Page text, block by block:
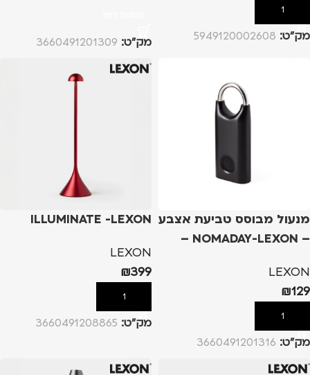
הוספה לסל
מק”ט: 5949120002608 מק”ט: 3660491201309
מנעול מבוסס טביעת אצבע
– NOMADAY-LEXON –
LEXON
₪129
הוספה לסל
מק”ט: 3660491201316
ILLUMINATE -LEXON
LEXON
₪399
הוספה לסל
מק”ט: 3660491208865